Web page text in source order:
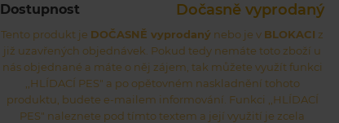
Dostupnost Dočasně vyprodaný
Tento produkt je DOČASNĚ vyprodaný nebo je v BLOKACI z
již uzavřených objednávek. Pokud tedy nemáte toto zboží u
nás objednané a máte o něj zájem, tak můžete využít funkci
,,HLÍDACÍ PES" a po opětovném naskladnění tohoto
produktu, budete e-mailem informování. Funkci ,,HLÍDACÍ
PES" naleznete pod tímto textem a její využití je zcela